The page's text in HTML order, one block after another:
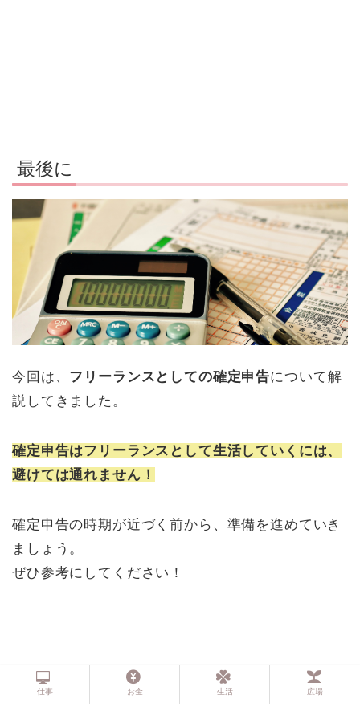
最後に
今回は、 フリーランスとしての確定申告について解
説してきました。
確定申告はフリーランスとして生活していくには、
避けては通れません！
確定申告の時期が近づく前から、準備を進めていき
ましょう。
ぜひ参考にしてください！
「独学でスキルをつけるのは難しそう…」
「1人で副業フリーランスを始めるのは不安」
仕事 お金 生活 広場